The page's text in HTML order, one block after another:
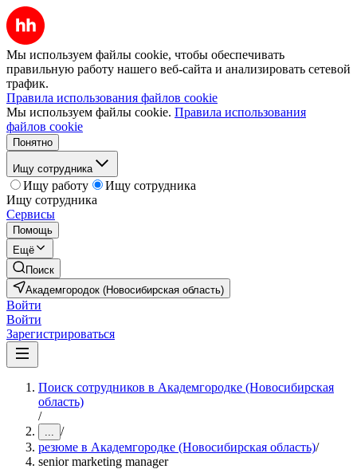
Мы используем файлы cookie, чтобы обеспечивать
правильную работу нашего веб-сайта и анализировать сетевой
трафик.
Правила использования файлов cookie
Мы используем файлы cookie. Правила использования
файлов cookie
Понятно
Ищу сотрудника
Ищу работу
Ищу сотрудника
Ищу сотрудника
Сервисы
Помощь
Ещё
Поиск
Академгородок (Новосибирская область)
Войти
Войти
Зарегистрироваться
Поиск сотрудников в Академгородке (Новосибирская
область)
/
... /
резюме в Академгородке (Новосибирская область)/
senior marketing manager